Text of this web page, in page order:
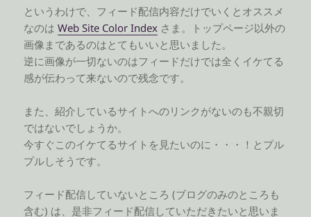
というわけで、フィード配信内容だけでいくとオススメ
なのはWeb Site Color Index さま。トップページ以外の
画像まであるのはとてもいいと思いました。
逆に画像が一切ないのはフィードだけでは全くイケてる
感が伝わって来ないので残念です。
また、紹介しているサイトへのリンクがないのも不親切
ではないでしょうか。
今すぐこのイケてるサイトを見たいのに・・・！とプル
プルしそうです。
フィード配信していないところ (ブログのみのところも
含む) は、是非フィード配信していただきたいと思いま